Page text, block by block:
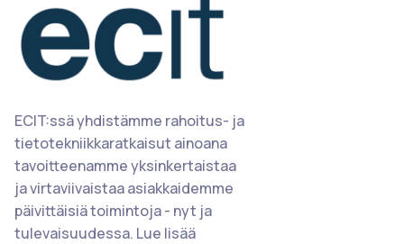
ECIT:ssä yhdistämme rahoitus- ja
tietotekniikkaratkaisut ainoana
tavoitteenamme yksinkertaistaa
ja virtaviivaistaa asiakkaidemme
päivittäisiä toimintoja - nyt ja
tulevaisuudessa. Lue lisää